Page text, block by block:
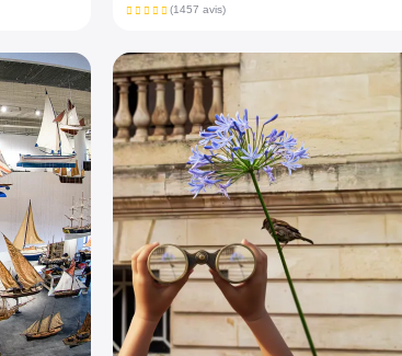
(1457 avis)